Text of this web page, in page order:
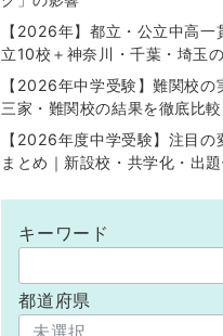
【2026年】都立・公立中高一
立10校＋神奈川・千葉・埼玉
【2026年中学受験】難関校の
三家・難関校の結果を徹底比較
【2026年度中学受験】注目の
まとめ｜新設校・共学化・出
キーワード
都道府県